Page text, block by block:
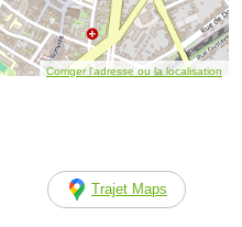
Corriger l’adresse ou la localisation
Trajet Maps